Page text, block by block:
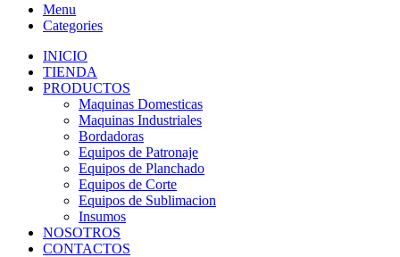
Menu
Categories
INICIO
TIENDA
PRODUCTOS
Maquinas Domesticas
Maquinas Industriales
Bordadoras
Equipos de Patronaje
Equipos de Planchado
Equipos de Corte
Equipos de Sublimacion
Insumos
NOSOTROS
CONTACTOS